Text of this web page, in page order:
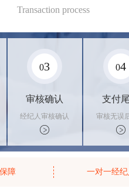
Transaction process
03
审核确认
经纪人审核确认
商标状态
04
支付
审核无误
支付尾款
办理相关
障 一对一经